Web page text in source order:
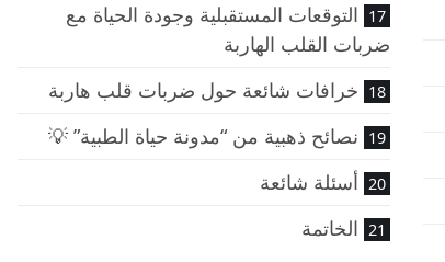
التوقعات المستقبلية وجودة الحياة مع
ضربات القلب الهاربة
خرافات شائعة حول ضربات قلب هاربة
نصائح ذهبية من “مدونة حياة الطبية” 💡
أسئلة شائعة
الخاتمة